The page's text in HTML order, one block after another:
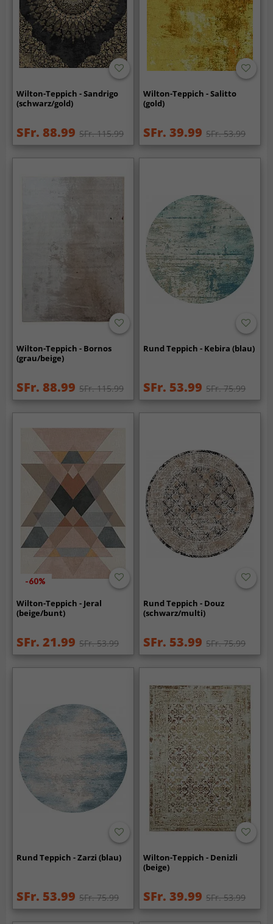
Wilton-Teppich - Sandrigo
(schwarz/gold)
SFr. 88.99 SFr. 115.99
Wilton-Teppich - Salitto
(gold)
SFr. 39.99 SFr. 53.99
Wilton-Teppich - Bornos
(grau/beige)
SFr. 88.99 SFr. 115.99
Rund Teppich - Kebira (blau)
SFr. 53.99 SFr. 75.99
-60%
Wilton-Teppich - Jeral
(beige/bunt)
SFr. 21.99 SFr. 53.99
Rund Teppich - Douz
(schwarz/multi)
SFr. 53.99 SFr. 75.99
Rund Teppich - Zarzi (blau)
SFr. 53.99 SFr. 75.99
Wilton-Teppich - Denizli
(beige)
SFr. 39.99 SFr. 53.99